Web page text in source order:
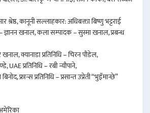
श्रेष्ठ, कानूनी सल्लाहकार: अधिबक्ता बिष्णु भट्टराई
ज्ञानन खनाल, कला सम्पादक – सुस्मा खनाल, प्रबन्ध
खनाल, क्यानाडा प्रतिनिधि – चिरन पौडेल,
UAE प्रतिनिधि – रबी न्यौपाने,
फ्रान्स प्रतिनिधि – प्रसान्त उप्रेती “भुइँमान्छे”